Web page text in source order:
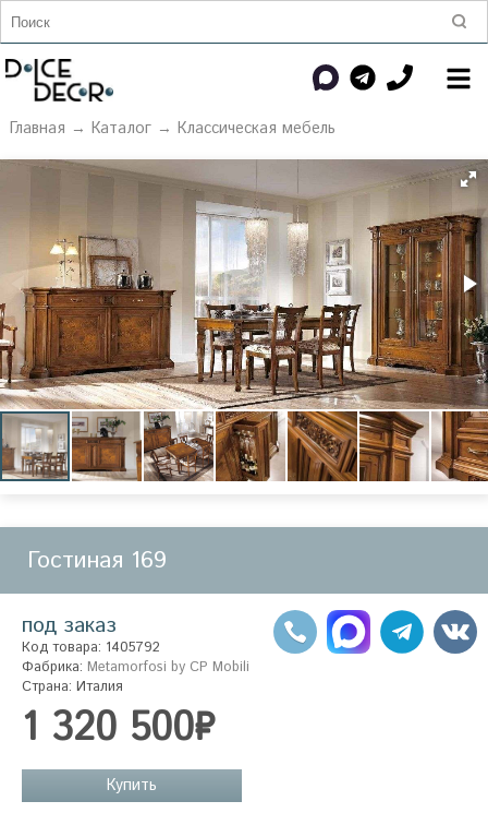
Главная → Каталог→ Классическая мебель
Гостиная 169
под заказ
Код товара: 1405792
Фабрика: Metamorfosi by CP Mobili
Страна: Италия
1 320 500₽
Купить